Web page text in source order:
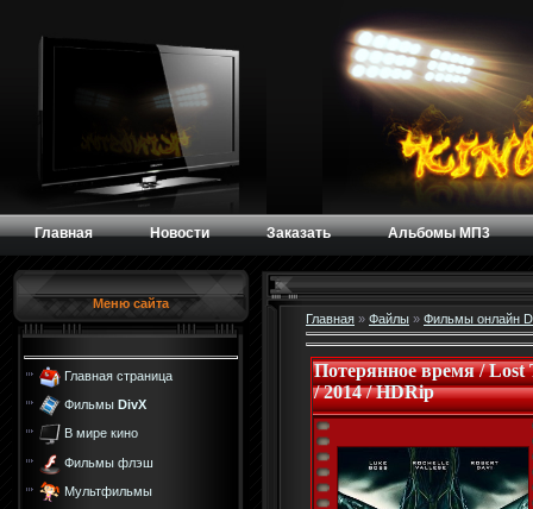
Главная Новости Заказать Альбомы МП3
Меню сайта
Главная страница
Фильмы DivX
В мире кино
Фильмы флэш
Мультфильмы
Главная » Файлы » Фильмы онлайн
Потерянное время / Lost
/ 2014 / HDRip